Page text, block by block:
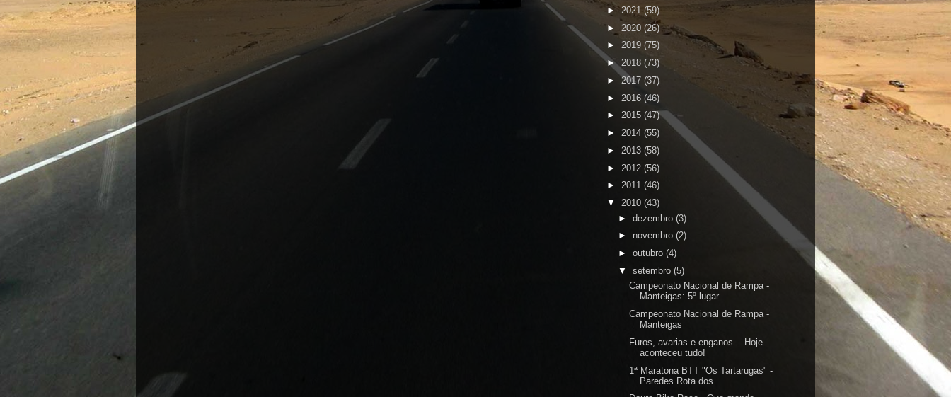
► 2021 (59)
► 2020 (26)
► 2019 (75)
► 2018 (73)
► 2017 (37)
► 2016 (46)
► 2015 (47)
► 2014 (55)
► 2013 (58)
► 2012 (56)
► 2011 (46)
▼ 2010 (43)
► dezembro (3)
► novembro (2)
► outubro (4)
▼ setembro (5)
Campeonato Nacional de Rampa -
Manteigas: 5º lugar...
Campeonato Nacional de Rampa -
Manteigas
Furos, avarias e enganos... Hoje
aconteceu tudo!
1ª Maratona BTT "Os Tartarugas" -
Paredes Rota dos...